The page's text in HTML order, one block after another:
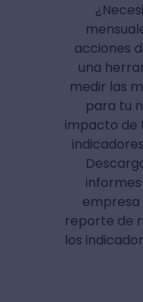
acciones
una
medir las
para tu
impacto de
empresa
reporte de
los